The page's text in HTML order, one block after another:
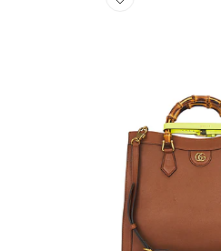
Favorite SAC GUCCI